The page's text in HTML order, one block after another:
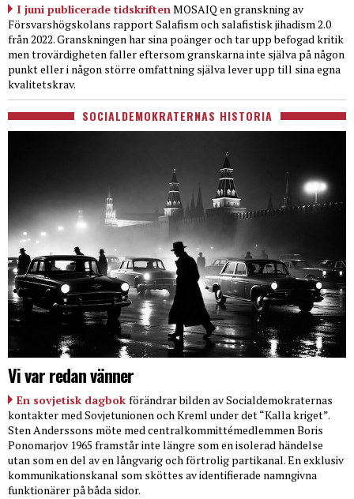
I juni publicerade tidskriften MOSAIQ en granskning av
Försvarshögskolans rapport Salafism och salafistisk jihadism 2.0
från 2022. Granskningen har sina poänger och tar upp befogad kritik
men trovärdigheten faller eftersom granskarna inte själva på någon
punkt eller i någon större omfattning själva lever upp till sina egna
kvalitetskrav.
SOCIALDEMOKRATERNAS HISTORIA
Vi var redan vänner
En sovjetisk dagbok förändrar bilden av Socialdemokraternas
kontakter med Sovjetunionen och Kreml under det “Kalla kriget”.
Sten Anderssons möte med centralkommittémedlemmen Boris
Ponomarjov 1965 framstår inte längre som en isolerad händelse
utan som en del av en långvarig och förtrolig partikanal. En exklusiv
kommunikationskanal som sköttes av identifierade namngivna
funktionärer på båda sidor.